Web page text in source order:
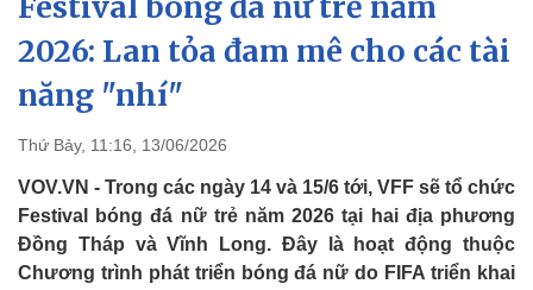
Chính trị
Đảng
Tổ chức nhân sự
Quốc hội
Nhận diện sự thật
Xã hội
Tin 24h
Dự báo thời tiết
2026: Lan tỏa đam mê cho các tài
năng "nhí"
Thứ Bảy, 11:16, 13/06/2026
VOV.VN - Trong các ngày 14 và 15/6 tới, VFF sẽ tổ chức
Festival bóng đá nữ trẻ năm 2026 tại hai địa phương
Đồng Tháp và Vĩnh Long. Đây là hoạt động thuộc
Chương trình phát triển bóng đá nữ do FIFA triển khai